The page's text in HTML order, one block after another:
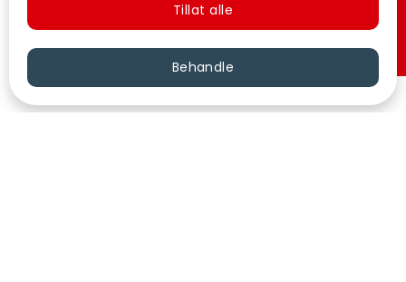
Tillat alle
Behandle Hurtigkjøp